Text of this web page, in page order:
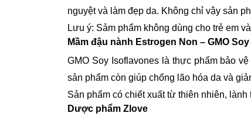
nguyệt và làm đẹp da. Không chỉ vậy sản
Lưu ý: Sảm phẩm không dùng cho trẻ em
Mầm đậu nành Estrogen Non – GMO
GMO Soy Isoflavones là thực phẩm bảo
sản phẩm còn giúp chống lão hóa da và
Sản phẩm có chiết xuất từ thiên nhiên,
Dược phẩm Zlove